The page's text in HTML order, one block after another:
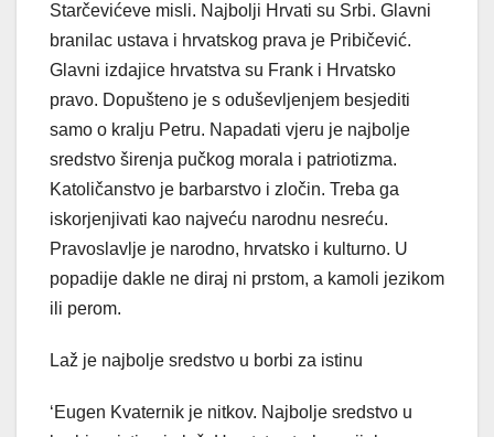
Starčevićeve misli. Najbolji Hrvati su Srbi. Glavni
branilac ustava i hrvatskog prava je Pribičević.
Glavni izdajice hrvatstva su Frank i Hrvatsko
pravo. Dopušteno je s oduševljenjem besjediti
samo o kralju Petru. Napadati vjeru je najbolje
sredstvo širenja pučkog morala i patriotizma.
Katoličanstvo je barbarstvo i zločin. Treba ga
iskorjenjivati kao najveću narodnu nesreću.
Pravoslavlje je narodno, hrvatsko i kulturno. U
popadije dakle ne diraj ni prstom, a kamoli jezikom
ili perom.
Laž je najbolje sredstvo u borbi za istinu
‘Eugen Kvaternik je nitkov. Najbolje sredstvo u